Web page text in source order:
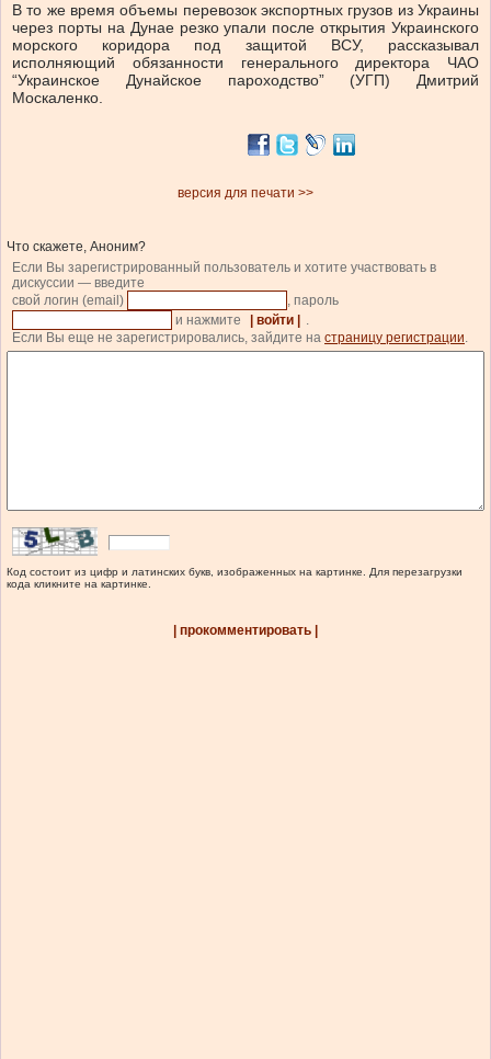
В то же время объемы перевозок экспортных грузов из Украины
через порты на Дунае резко упали после открытия Украинского
морского коридора под защитой ВСУ, рассказывал
исполняющий обязанности генерального директора ЧАО
“Украинское Дунайское пароходство” (УГП) Дмитрий
Москаленко.
версия для печати >>
Что скажете, Аноним?
Если Вы зарегистрированный пользователь и хотите участвовать в
дискуссии — введите
свой логин (email)
, пароль
и нажмите
| войти |
.
Если Вы еще не зарегистрировались, зайдите на страницу регистрации.
Код состоит из цифр и латинских букв, изображенных на картинке. Для перезагрузки
кода кликните на картинке.
| прокомментировать |